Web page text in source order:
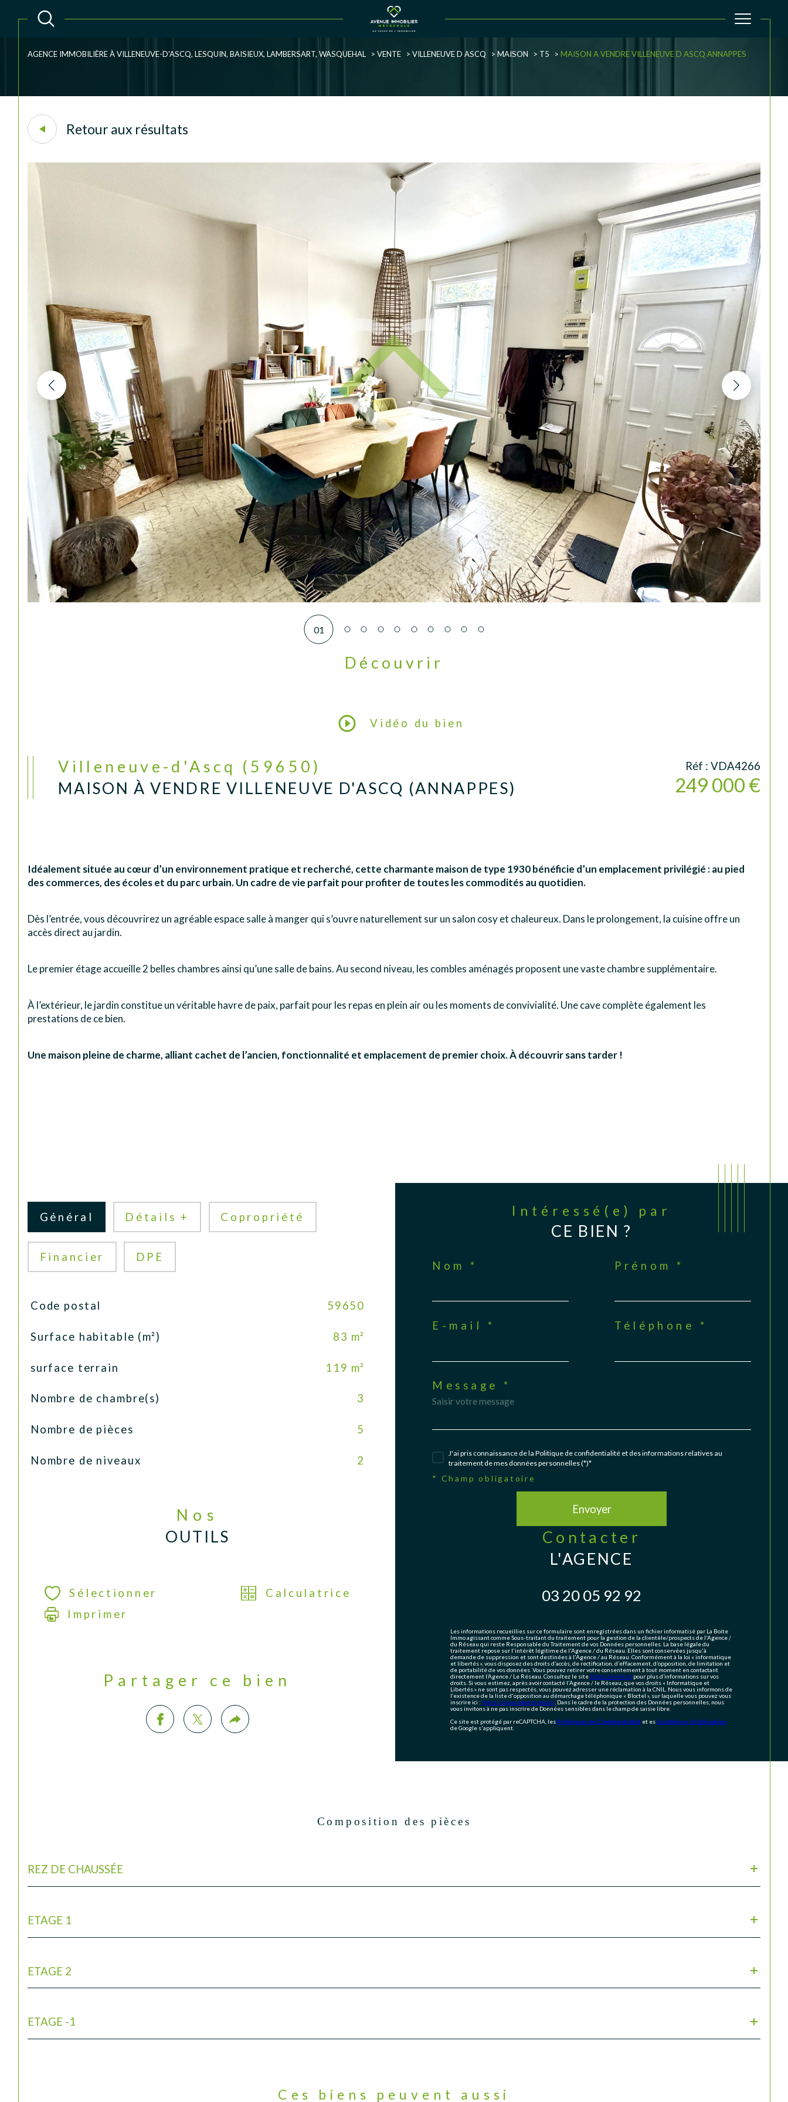
du neuf
Voir les
AGENCE IMMOBILIÈRE À VILLENEUVE-D'ASCQ, LESQUIN, BAISIEUX, LAMBERSART, WASQUEHAL VENTE VILLENEUVE D ASCQ MAISON T5 MAISON A VENDRE VILLENEUVE D ASCQ ANNAPPES
Retour aux résultats
01
Découvrir
Vidéo du bien
Villeneuve-d'Ascq (59650)
MAISON À VENDRE VILLENEUVE D'ASCQ (ANNAPPES)
Réf : VDA4266
249 000 €
Idéalement située au cœur d’un environnement pratique et recherché, cette charmante maison de type 1930 bénéficie d’un emplacement privilégié : au pied
des commerces, des écoles et du parc urbain. Un cadre de vie parfait pour profiter de toutes les commodités au quotidien.
Dès l’entrée, vous découvrirez un agréable espace salle à manger qui s’ouvre naturellement sur un salon cosy et chaleureux. Dans le prolongement, la cuisine offre un
accès direct au jardin.
Le premier étage accueille 2 belles chambres ainsi qu’une salle de bains. Au second niveau, les combles aménagés proposent une vaste chambre supplémentaire.
À l’extérieur, le jardin constitue un véritable havre de paix, parfait pour les repas en plein air ou les moments de convivialité. Une cave complète également les
prestations de ce bien.
Une maison pleine de charme, alliant cachet de l’ancien, fonctionnalité et emplacement de premier choix. À découvrir sans tarder !
Général Détails + Copropriété
Financier DPE
TRAD_SIROCCO_Caracteristique
Code postal 59650
Surface habitable (m²) 83 m²
surface terrain 119 m²
Nombre de chambre(s) 3
Nombre de pièces 5
Nombre de niveaux 2
Nos
OUTILS
Sélectionner
Calculatrice
Imprimer
Partager ce bien
Intéressé(e) par
CE BIEN ?
Nom * Prénom *
E-mail * Téléphone *
Message *
J'ai pris connaissance de la Politique de confidentialité et des informations relatives au
traitement de mes données personnelles (*)*
* Champ obligatoire
Envoyer
contacter
L'AGENCE
03 20 05 92 92
Les informations recueillies sur ce formulaire sont enregistrées dans un fichier informatisé par La Boite
Immo agissant comme Sous-traitant du traitement pour la gestion de la clientèle/prospects de l'Agence /
du Réseau qui reste Responsable du Traitement de vos Données personnelles. La base légale du
traitement repose sur l'intérêt légitime de l'Agence / du Réseau. Elles sont conservées jusqu'à
demande de suppression et sont destinées à l'Agence / au Réseau. Conformément à la loi « informatique
et libertés », vous disposez des droits d’accès, de rectification, d’effacement, d’opposition, de limitation et
de portabilité de vos données. Vous pouvez retirer votre consentement à tout moment en contactant
directement l’Agence / Le Réseau. Consultez le site https://cnil.fr/frpour plus d’informations sur vos
droits. Si vous estimez, après avoir contacté l'Agence / le Réseau, que vos droits « Informatique et
Libertés » ne sont pas respectés, vous pouvez adresser une réclamation à la CNIL. Nous vous informons de
l’existence de la liste d'opposition au démarchage téléphonique « Bloctel », sur laquelle vous pouvez vous
inscrire ici : https://www.bloctel.gouv.fr. Dans le cadre de la protection des Données personnelles, nous
vous invitons à ne pas inscrire de Données sensibles dans le champ de saisie libre.
Ce site est protégé par reCAPTCHA, lesPolitiques de Confidentialitéet esConditions d'utilisation
de Google s'appliquent.
Composition des pièces
REZ DE CHAUSSÉE
ETAGE 1
ETAGE 2
ETAGE -1
Ces biens peuvent aussi